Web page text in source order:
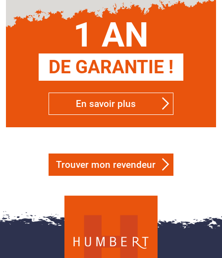
1 AN
DE GARANTIE !
En savoir plus
Trouver mon revendeur